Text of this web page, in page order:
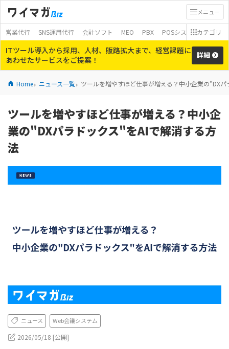
メニュー
営業代行 SNS運用代行 会計ソフト MEO PBX POSシステム モバイ
カテゴリ
ITツール導入から採用、人材、販路拡大まで、経営課題に
あわせたサービスをご提案！
詳細
Home ニュース一覧 ツールを増やすほど仕事が増える？中小企業の"DX
ツールを増やすほど仕事が増える？中小企
業の"DXパラドックス"をAIで解消する方
法
ニュース Web会議システム
2026/05/18 [公開]